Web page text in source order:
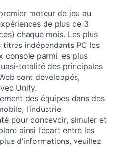
moteur de jeu au
de plus de 3
chaque mois. Les plus
indépendants PC les
console parmi les plus
totalité des principales
sont développés,
Unity.
des équipes dans des
l’industrie
pour concevoir, simuler et
ainsi l’écart entre les
d’informations, veuillez